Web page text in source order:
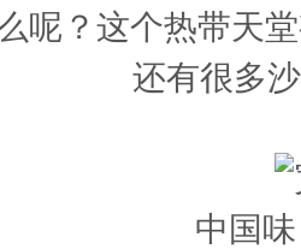
呢？这个热带天
还有很多
中国